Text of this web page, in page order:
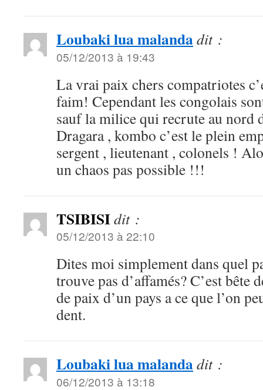
Loubaki lua malandadit :
05/12/2013 à 19:43
La vrai paix chers compatriotes
faim! Cependant les congolais
sauf la milice qui recrute au nord
Dragara , kombo c’est le plein
sergent , lieutenant , colonels !
un chaos pas possible !!!
TSIBISIdit :
05/12/2013 à 22:10
Dites moi simplement dans quel
trouve pas d’affamés? C’est bête
de paix d’un pays a ce que l’on
dent.
Loubaki lua malandadit :
06/12/2013 à 13:18